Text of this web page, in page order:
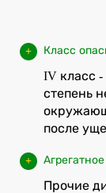
Класс
IV класс
степень
после
Прочие